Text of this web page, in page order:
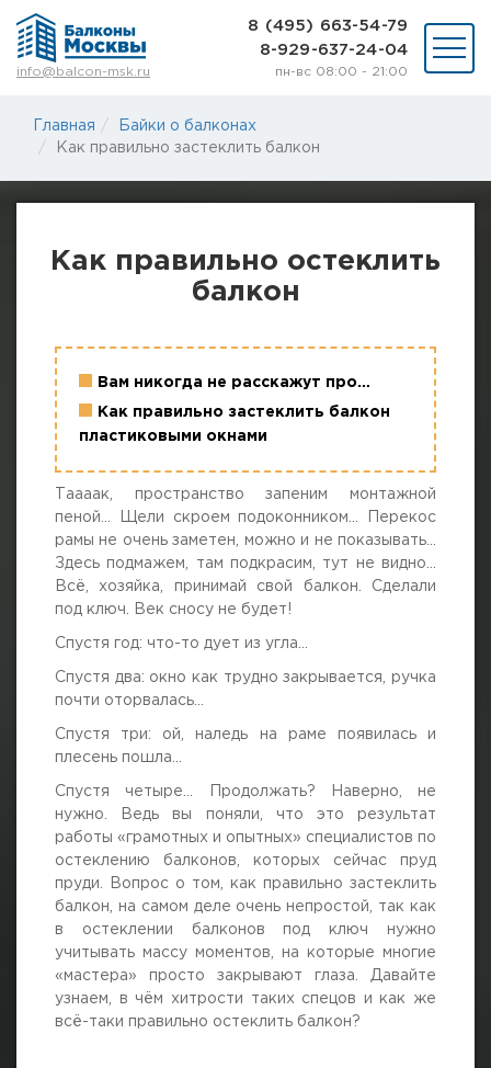
info@balcon-msk.ru
8 (495) 663-54-79
8-929-637-24-04
пн-вс 08:00 - 21:00
Ремонт
Утепление
Отделка
Цены
8 (495) 663-54-79
8-929-637-24-04
г. Москва, просп. Мира, 211 корп.2
Главная
Байки о балконах
Как правильно застеклить балкон
Как правильно остеклить
балкон
Вам никогда не расскажут про…
Как правильно застеклить балкон
пластиковыми окнами
Таааак, пространство запеним монтажной
пеной… Щели скроем подоконником… Перекос
рамы не очень заметен, можно и не показывать…
Здесь подмажем, там подкрасим, тут не видно…
Всё, хозяйка, принимай свой балкон. Сделали
под ключ. Век сносу не будет!
Спустя год: что-то дует из угла…
Спустя два: окно как трудно закрывается, ручка
почти оторвалась…
Спустя три: ой, наледь на раме появилась и
плесень пошла…
Спустя четыре… Продолжать? Наверно, не
нужно. Ведь вы поняли, что это результат
работы «грамотных и опытных» специалистов по
остеклению балконов, которых сейчас пруд
пруди. Вопрос о том, как правильно застеклить
балкон, на самом деле очень непростой, так как
в остеклении балконов под ключ нужно
учитывать массу моментов, на которые многие
«мастера» просто закрывают глаза. Давайте
узнаем, в чём хитрости таких спецов и как же
всё-таки правильно остеклить балкон?